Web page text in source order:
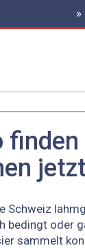
HEADER
MENU
finden
Schweiz
bedingt oder
sammelt